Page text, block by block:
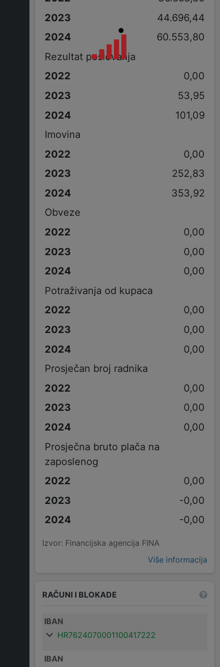
44.696,44
60.553,80
Rezultat poslovanja
0,00
53,95
101,09
Imovina
0,00
252,83
353,92
Obveze
0,00
0,00
0,00
Potraživanja od kupaca
0,00
0,00
0,00
Prosječan broj radnika
0,00
0,00
0,00
Prosječna bruto plača na
zaposlenog
0,00
-0,00
-0,00
Izvor: Financijska agencija FINA
Više informacija
RAČUNI I BLOKADE
IBAN
HR7624070001100417222
IBAN